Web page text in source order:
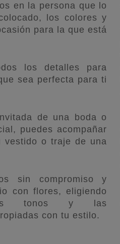
en la persona que lo
los colores y
para la que está
los detalles para
sea perfecta para ti
de una boda o
puedes acompañar
vestido o traje de una
sin compromiso y
con flores, eligiendo
los tonos y las
con tu estilo.